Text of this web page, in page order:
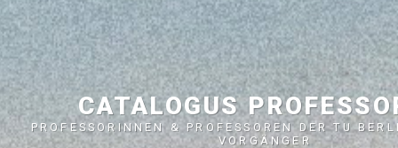
CATALOGUS
PROFESSORINNEN & PROFESSOREN DER TU
VORGÄNGER